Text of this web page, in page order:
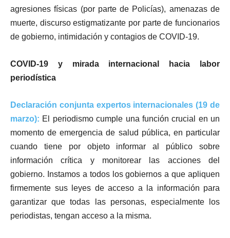
agresiones físicas (por parte de Policías), amenazas de
muerte, discurso estigmatizante por parte de funcionarios
de gobierno, intimidación y contagios de COVID-19.
COVID-19 y mirada internacional hacia labor
periodística
Declaración conjunta expertos internacionales (19 de
marzo): El periodismo cumple una función crucial en un
momento de emergencia de salud pública, en particular
cuando tiene por objeto informar al público sobre
información crítica y monitorear las acciones del
gobierno. Instamos a todos los gobiernos a que apliquen
firmemente sus leyes de acceso a la información para
garantizar que todas las personas, especialmente los
periodistas, tengan acceso a la misma.